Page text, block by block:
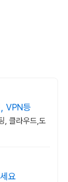
VPN등
, 클라우드,도
요